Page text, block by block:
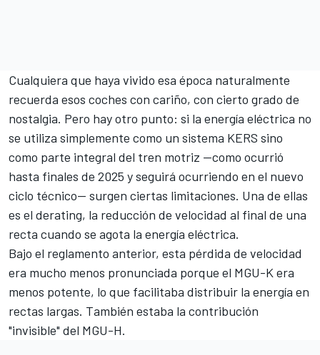
Cualquiera que haya vivido esa época naturalmente
recuerda esos coches con cariño, con cierto grado de
nostalgia. Pero hay otro punto: si la energía eléctrica no
se utiliza simplemente como un sistema KERS sino
como parte integral del tren motriz —como ocurrió
hasta finales de 2025 y seguirá ocurriendo en el nuevo
ciclo técnico— surgen ciertas limitaciones. Una de ellas
es el derating, la reducción de velocidad al final de una
recta cuando se agota la energía eléctrica.
Bajo el reglamento anterior, esta pérdida de velocidad
era mucho menos pronunciada porque el MGU-K era
menos potente, lo que facilitaba distribuir la energía en
rectas largas. También estaba la contribución
"invisible" del MGU-H.